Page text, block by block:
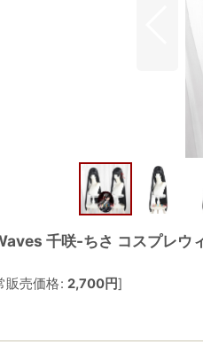
千咲-ちさ コスプレウ
販売価格: 2,700円]